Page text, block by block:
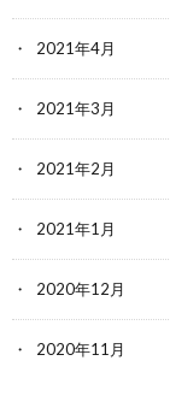
2021年4月
2021年3月
2021年2月
2021年1月
2020年12月
2020年11月